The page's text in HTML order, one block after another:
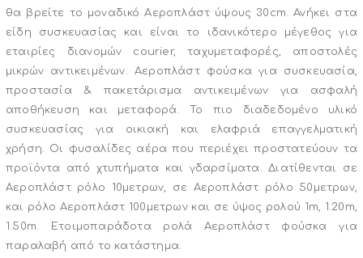
θα βρείτε το μοναδικό Αεροπλάστ ύψους 30cm. Ανήκει στα
είδη συσκευασίας και είναι το ιδανικότερο μέγεθος για
εταιρίες διανομών courier, ταχυμεταφορές, αποστολές
μικρών αντικειμένων. Αεροπλάστ φούσκα για συσκευασία,
προστασία & πακετάρισμα αντικειμένων για ασφαλή
αποθήκευση και μεταφορά. Το πιο διαδεδομένο υλικό
συσκευασίας για οικιακή και ελαφριά επαγγελματική
χρήση. Οι φυσαλίδες αέρα που περιέχει προστατεύουν τα
προϊόντα από χτυπήματα και γδαρσίματα. Διατίθενται σε
Αεροπλάστ ρόλο 10μετρων, σε Αεροπλάστ ρόλο 50μετρων,
και ρόλο Αεροπλάστ 100μετρων και σε ύψος ρολού 1m, 1.20m,
1.50m. Ετοιμοπαράδοτα ρολά Αεροπλάστ φούσκα για
παραλαβή από το κατάστημα.